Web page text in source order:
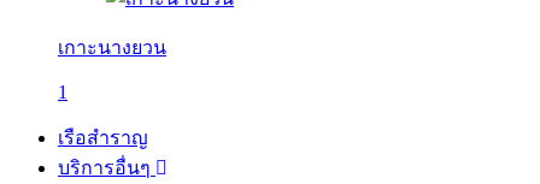
เกาะนางยวน
1
เรือสำราญ
บริการอื่นๆ